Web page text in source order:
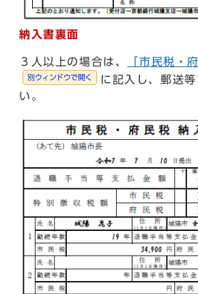
納入書裏面
３人以上の場合は、 「市民税・
別ウィンドウで開く
に記入し、郵送
い。